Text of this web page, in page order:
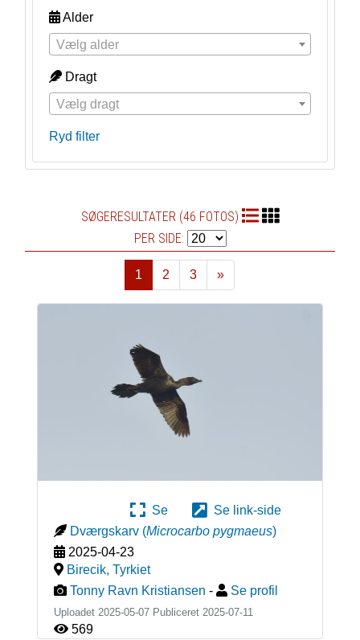
Alder
Vælg alder
Dragt
Vælg dragt
Ryd filter
SØGERESULTATER (46 FOTOS)
PER SIDE:
1 2 3
»
Næste
Se
Se link-side
Dværgskarv (Microcarbo pygmaeus)
2025-04-23
Birecik, Tyrkiet
Tonny Ravn Kristiansen - Se profil
Uploadet 2025-05-07 Publiceret 2025-07-11
569